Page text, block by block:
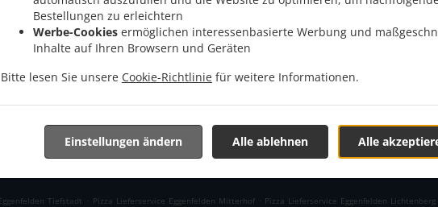
Bestellungen zu erleichtern
Werbe-Cookies ermöglichen interessenbasierte Werbung und
Inhalte auf Ihren Browsern und Geräten
Bitte lesen Sie unsere Cookie-Richtlinie für weitere Informationen.
Alle
Alle ablehnen
Einstellungen ändern
Im Voraus bestellen
Tiefstadt . Pizza Lieferservice Eggenfelden Mitterhof . Pizza Lieferservice Eggenfelden Lichtenberg